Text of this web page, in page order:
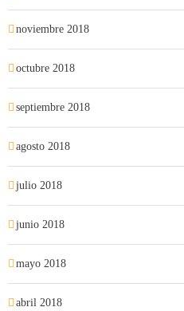
noviembre 2018
octubre 2018
septiembre 2018
agosto 2018
julio 2018
junio 2018
mayo 2018
abril 2018